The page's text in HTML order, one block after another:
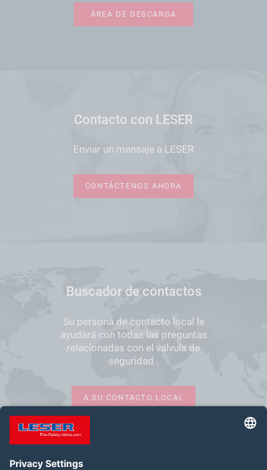
ÁREA DE DESCARGA
Contacto con LESER
Enviar un mensaje a LESER
CONTÁCTENOS AHORA
Buscador de contactos
Su persona de contacto local le
ayudará con todas las preguntas
relacionadas con el válvula de
seguridad .
A SU CONTACTO LOCAL